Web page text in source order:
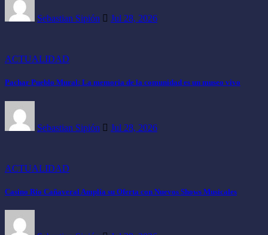
Sebastian Sipión Jul 28, 2026
ACTUALIDAD
Pachar Pueblo Mural: La memoria de la comunidad es un museo vivo
Sebastian Sipión Jul 28, 2026
ACTUALIDAD
Casino Río Cañaveral Amplía su Oferta con Nuevos Shows Musicales